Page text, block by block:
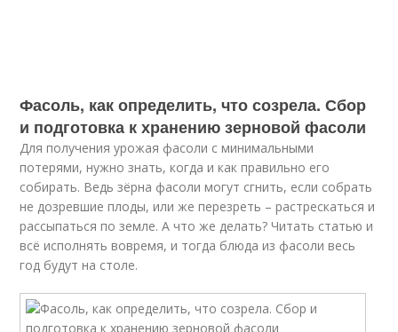
Фасоль, как определить, что созрела. Сбор
и подготовка к хранению зерновой фасоли
Для получения урожая фасоли с минимальными
потерями, нужно знать, когда и как правильно его
собирать. Ведь зёрна фасоли могут сгнить, если собрать
не дозревшие плоды, или же перезреть – растрескаться и
рассыпаться по земле. А что же делать? Читать статью и
всё исполнять вовремя, и тогда блюда из фасоли весь
год будут на столе.